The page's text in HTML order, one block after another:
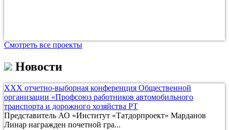
Смотреть все проекты
Новости
ХХХ отчетно-выборная конференция Общественной
организации «Профсоюз работников автомобильного
транспорта и дорожного хозяйства РТ
Представитель АО «Институт «Татдорпроект» Марданов
Линар награжден почетной гра...